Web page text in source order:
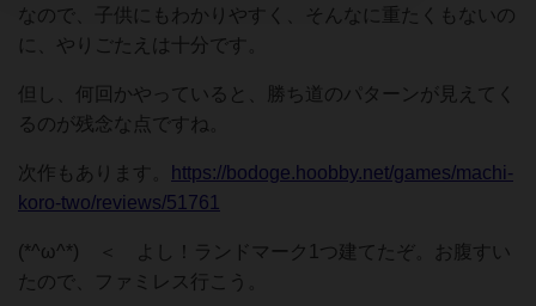
なので、子供にもわかりやすく、そんなに重たくもないの
に、やりごたえは十分です。
但し、何回かやっていると、勝ち道のパターンが見えてく
るのが残念な点ですね。
次作もあります。
https://bodoge.hoobby.net/games/machi-
koro-two/reviews/51761
(*^ω^*) ＜ よし！ランドマーク1つ建てたぞ。お腹すい
たので、ファミレス行こう。